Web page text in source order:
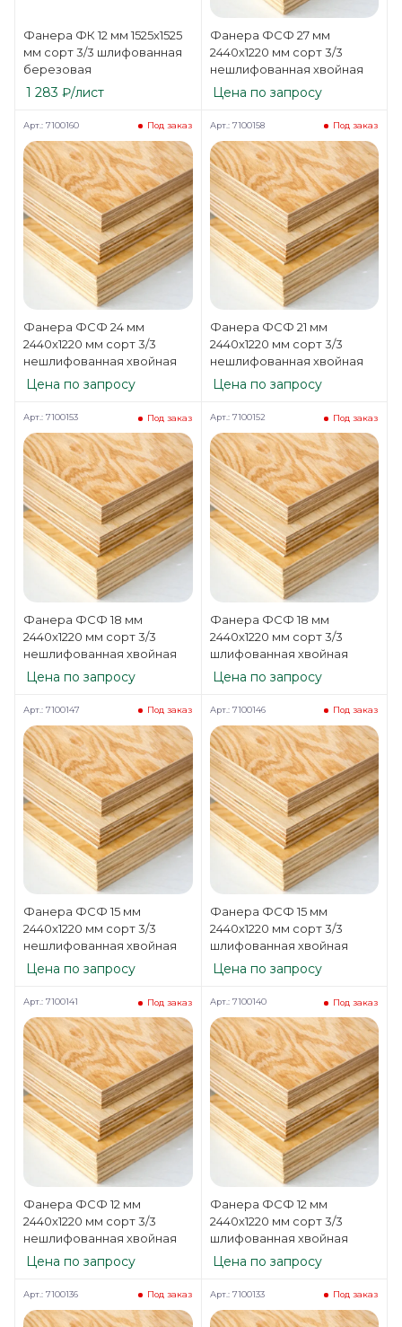
Фанера ФК 12 мм 1525х1525
мм сорт 3/3 шлифованная
березовая
1 283 ₽/лист
Фанера ФСФ 27 мм
2440х1220 мм сорт 3/3
нешлифованная хвойная
Цена по запросу
Фанера ФСФ 24 мм
2440х1220 мм сорт 3/3
нешлифованная хвойная
Под заказ
Арт.: 7100160
Цена по запросу
Фанера ФСФ 21 мм
2440х1220 мм сорт 3/3
нешлифованная хвойная
Под заказ
Арт.: 7100158
Цена по запросу
Фанера ФСФ 18 мм
2440х1220 мм сорт 3/3
нешлифованная хвойная
Под заказ
Арт.: 7100153
Цена по запросу
Фанера ФСФ 18 мм
2440х1220 мм сорт 3/3
шлифованная хвойная
Под заказ
Арт.: 7100152
Цена по запросу
Фанера ФСФ 15 мм
2440х1220 мм сорт 3/3
нешлифованная хвойная
Под заказ
Арт.: 7100147
Цена по запросу
Фанера ФСФ 15 мм
2440х1220 мм сорт 3/3
шлифованная хвойная
Под заказ
Арт.: 7100146
Цена по запросу
Фанера ФСФ 12 мм
2440х1220 мм сорт 3/3
нешлифованная хвойная
Под заказ
Арт.: 7100141
Цена по запросу
Фанера ФСФ 12 мм
2440х1220 мм сорт 3/3
шлифованная хвойная
Под заказ
Арт.: 7100140
Цена по запросу
Под заказ
Арт.: 7100136 Под заказ
Арт.: 7100133